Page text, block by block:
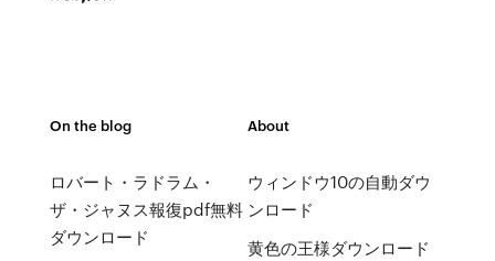
On the blog
ロバート・ラドラム・
ザ・ジャヌス報復pdf無料
ダウンロード
About
ウィンドウ10の自動ダウ
ンロード
黄色の王様ダウンロード